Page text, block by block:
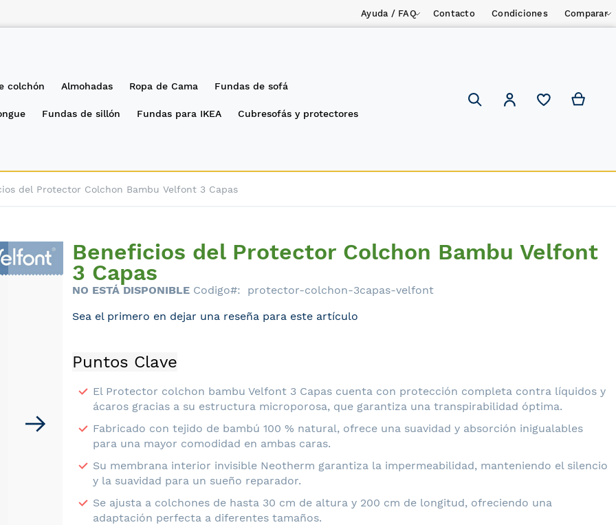
Ayuda / FAQ Contacto Condiciones Comparar
colchón Almohadas Ropa de Cama Fundas de sofá
Fundas de sillón Fundas para IKEA Cubresofás y protectores
Search
Mi cuenta
del Protector Colchon Bambu Velfont 3 Capas
Beneficios del Protector Colchon Bambu Velfont
3 Capas
NO ESTÁ DISPONIBLE Codigo
protector-colchon-3capas-velfont
Sea el primero en dejar una reseña para este artículo
Puntos Clave
El Protector colchon bambu Velfont 3 Capas cuenta con protección completa contra líquidos y
ácaros gracias a su estructura microporosa, que garantiza una transpirabilidad óptima.
Fabricado con tejido de bambú 100 % natural, ofrece una suavidad y absorción inigualables
para una mayor comodidad en ambas caras.
Su membrana interior invisible Neotherm garantiza la impermeabilidad, manteniendo el silencio
y la suavidad para un sueño reparador.
Se ajusta a colchones de hasta 30 cm de altura y 200 cm de longitud, ofreciendo una
adaptación perfecta a diferentes tamaños.